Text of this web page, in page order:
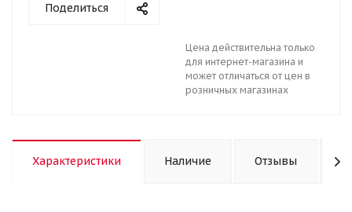
Поделиться
Цена действительна только
для интернет-магазина и
может отличаться от цен в
розничных магазинах
Характеристики Наличие Отзывы